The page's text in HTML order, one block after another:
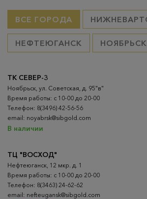
ВСЕ ГОРОДА
НЕФТЕЮГАНСК НОЯБРЬСК
ТК СЕВЕР-3
Ноябрьск, ул. Советская, д. 95"в"
Время работы: с 10-00 до 20-00
Телефон: 8(3496) 42-56-56
email: noyabrsk@sibgold.com
В наличии
ТЦ "ВОСХОД"
Нефтеюганск, 12 мкр. д. 1
Время работы: с 10-00 до 20-00
Телефон: 8(3463) 24-62-62
email: nefteugansk@sibgold.com